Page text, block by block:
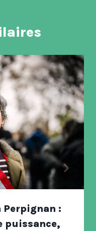
Perpignan :
puissance,